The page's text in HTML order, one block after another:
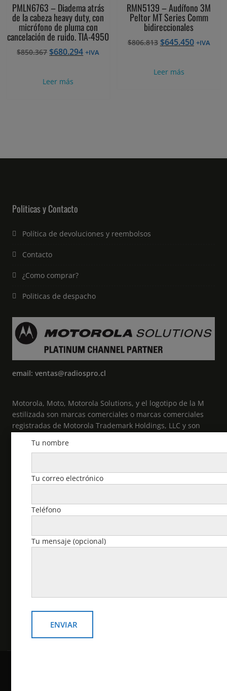
PMLN6763 – Diadema atrás
de la cabeza heavy duty, con
micrófono de pluma con
cancelación de ruido. TIA-4950
$850.367 El
era:
$680.294El+IVA
Leer más
RMN5139 – Audífono 3M
Peltor MT Series Comm
bidireccionales
$806.813 El
era:
$645.450El+IVA
Leer más
Politicas y Contacto
Política de devoluciones y reembolsos
Contacto
¿Como comprar?
Politicas de despacho
email: ventas@radiospro.cl
Motorola, Moto, Motorola Solutions, y el logotipo de la M
estilizada son marcas comerciales o marcas comerciales
registradas de Motorola Trademark Holdings, LLC y son
comerciales pertenecen a sus respectivos propietarios. ©
Cuenta
Contraseña perdida
Tu nombre
Tu correo electrónico
Teléfono
Tu mensaje (opcional)